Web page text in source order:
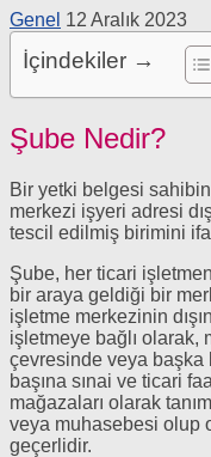
Genel 12 Aralık 2023
İçindekiler →
Şube Nedir?
Bir yetki belgesi
merkezi işyeri adresi
tescil edilmiş birimini
Şube, her ticari
bir araya geldiği bir
işletme merkezinin
işletmeye bağlı olarak,
çevresinde veya
başına sınai ve ticari
mağazaları olarak
veya muhasebesi olup
geçerlidir.